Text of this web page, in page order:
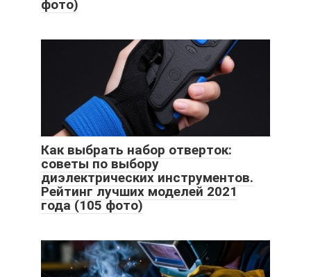
фото)
Как выбрать набор отверток:
советы по выбору
диэлектрических инструментов.
Рейтинг лучших моделей 2021
года (105 фото)